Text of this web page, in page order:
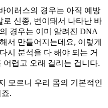
이러스의 경우는 아직 예방
로 신종, 변이돼서 나타난 바
경우는 이미 알려진 DNA
서 만들어지는데요, 이렇게
시 분석을 다 해야 되는 거
렵고 오래 걸리는 겁니다.
모르니 우리 몸의 기본적인
.